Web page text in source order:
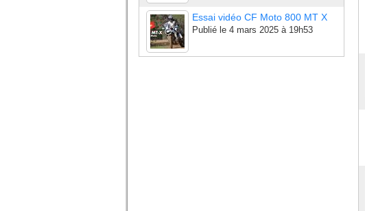
Essai vidéo CF Moto 800 MT X
Publié le 4 mars 2025 à 19h53